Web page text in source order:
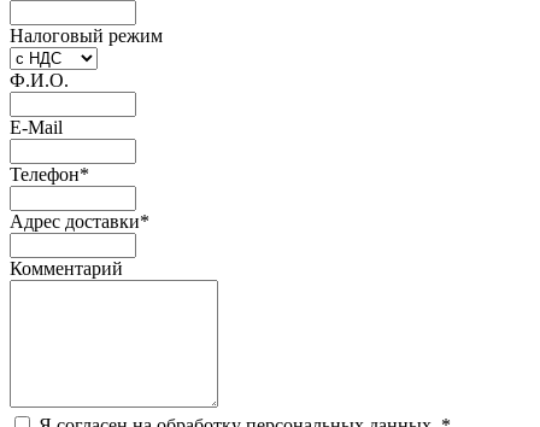
Налоговый режим
Ф.И.О.
E-Mail
Телефон*
Адрес доставки*
Комментарий